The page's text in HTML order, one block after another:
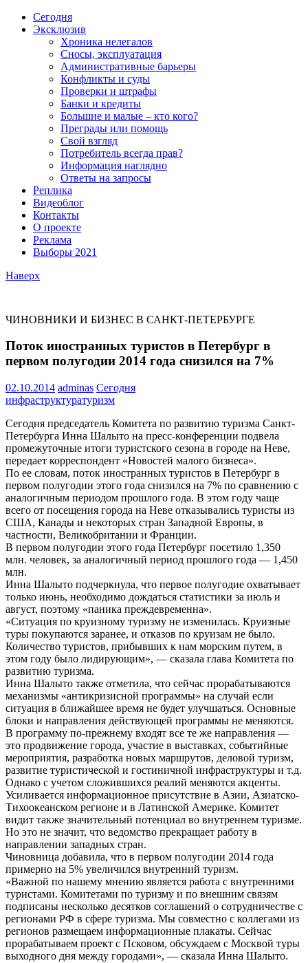
Сегодня
Эксклюзив
Хроника нелегалов
Сносы, эксплуатация
Административные барьеры
Конфликты и суды
Проверки и штрафы
Банки и кредиты
Большие и малые – кто кого?
Преграды или помощь
Свой взгляд
Потребитель всегда прав?
Информация наглядно
Ответы на запросы
Реплика
Видеоблог
Контакты
О проекте
Реклама
Выборы 2021
Наверх
ЧИНОВНИКИ И БИЗНЕС В САНКТ-ПЕТЕРБУРГЕ
Поток иностранных туристов в Петербург в
первом полугодии 2014 года снизился на 7%
02.10.2014 adminas Сегодня
инфраструктуратуризм
Сегодня председатель Комитета по развитию туризма Санкт-
Петербурга Инна Шалыто на пресс-конференции подвела
промежуточные итоги туристского сезона в городе на Неве,
передает корреспондент «Новостей малого бизнеса».
По ее словам, поток иностранных туристов в Петербург в
первом полугодии этого года снизился на 7% по сравнению с
аналогичным периодом прошлого года. В этом году чаще
всего от посещения города на Неве отказывались туристы из
США, Канады и некоторых стран Западной Европы, в
частности, Великобритании и Франции.
В первом полугодии этого года Петербург посетило 1,350
млн. человек, за аналогичный период прошлого года — 1,450
млн.
Инна Шалыто подчеркнула, что первое полугодие охватывает
только июнь, необходимо дождаться статистики за июль и
август, поэтому «паника преждевременна».
«Ситуация по круизному туризму не изменилась. Круизные
туры покупаются заранее, и отказов по круизам не было.
Количество туристов, прибывших к нам морским путем, в
этом году было лидирующим», — сказала глава Комитета по
развитию туризма.
Инна Шалыто также отметила, что сейчас прорабатываются
механизмы «антикризисной программы» на случай если
ситуация в ближайшее время не будет улучшаться. Основные
блоки и направления действующей программы не меняются.
В программу по-прежнему входят все те же направления —
это продвижение города, участие в выставках, событийные
мероприятия, разработка новых маршрутов, деловой туризм,
развитие туристической и гостиничной инфраструктуры и т.д.
Однако с учетом сложившихся реалий меняются акценты.
Усиливается информационное присутствие в Азии, Азиатско-
Тихоокеанском регионе и в Латинской Америке. Комитет
видит также значительный потенциал во внутреннем туризме.
Но это не значит, что ведомство прекращает работу в
направлении западных стран.
Чиновница добавила, что в первом полугодии 2014 года
примерно на 5% увеличился внутренний туризм.
«Важной по нашему мнению является работа с внутренними
туристами. Комитетами по туризму и по внешним связям
подписаны несколько десятков соглашений о сотрудничестве с
регионами РФ в сфере туризма. Мы совместно с коллегами из
регионов размещаем информационные плакаты. Сейчас
прорабатываем проект с Псковом, обсуждаем с Москвой туры
выходного дня между городами», — сказала Инна Шалыто.